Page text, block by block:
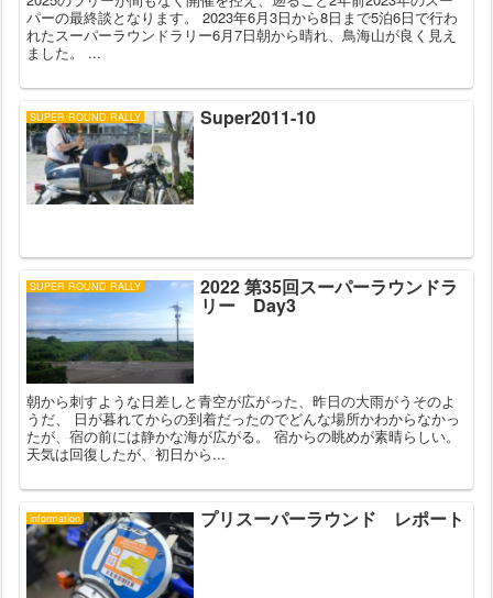
パーの最終談となります。 2023年6月3日から8日まで5泊6日で行わ
れたスーパーラウンドラリー6月7日朝から晴れ、鳥海山が良く見え
ました。 ...
SUPER ROUND RALLY Super2011-10
SUPER ROUND RALLY 2022 第35回スーパーラウンドラ
リー Day3
朝から刺すような日差しと青空が広がった、昨日の大雨がうそのよ
うだ、 日が暮れてからの到着だったのでどんな場所かわからなかっ
たが、宿の前には静かな海が広がる。 宿からの眺めが素晴らしい。
天気は回復したが、初日から...
information プリスーパーラウンド レポート